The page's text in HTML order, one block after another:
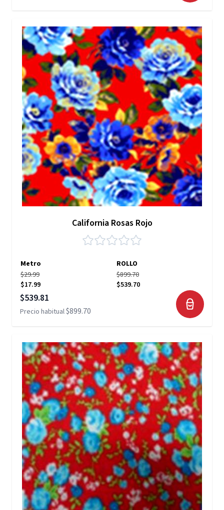
California Rosas Rojo
Metro
ROLLO
$29.99
$17.99
$899.70
$539.70
Precio especial
$539.81
Precio habitual$899.70